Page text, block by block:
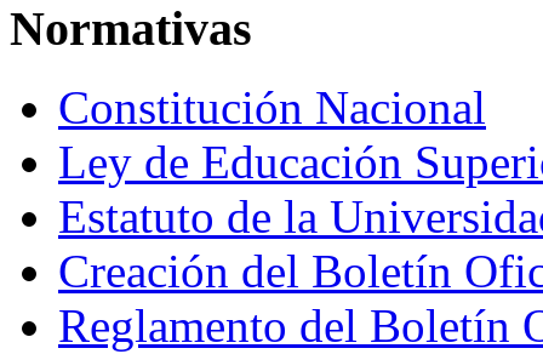
Normativas
Constitución Nacional
Ley de Educación
Estatuto de la
Creación del Boletín
Reglamento del Boletín